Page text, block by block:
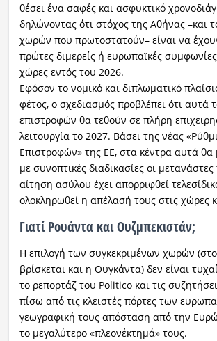
θέσει ένα σαφές και ασφυκτικό
δηλώνοντας ότι στόχος της Αθήνας –και
χωρών που πρωτοστατούν– είναι να
πρώτες διμερείς ή ευρωπαϊκές συμφωνίες
χώρες εντός του 2026.
Εφόσον το νομικό και διπλωματικό
φέτος, ο σχεδιασμός προβλέπει ότι αυτά
επιστροφών θα τεθούν σε πλήρη
λειτουργία το 2027. Βάσει της νέας
Επιστροφών» της ΕΕ, στα κέντρα αυτά θα
με συνοπτικές διαδικασίες οι
αίτηση ασύλου έχει απορριφθεί
ολοκληρωθεί η απέλασή τους στις χώρες
Γιατί Ρουάντα και Ουζμπεκιστάν;
Η επιλογή των συγκεκριμένων χωρών
βρίσκεται και η Ουγκάντα) δεν είναι
το ρεπορτάζ του Politico και τις
πίσω από τις κλειστές πόρτες των
γεωγραφική τους απόσταση από την
το μεγαλύτερο «πλεονέκτημά» τους.